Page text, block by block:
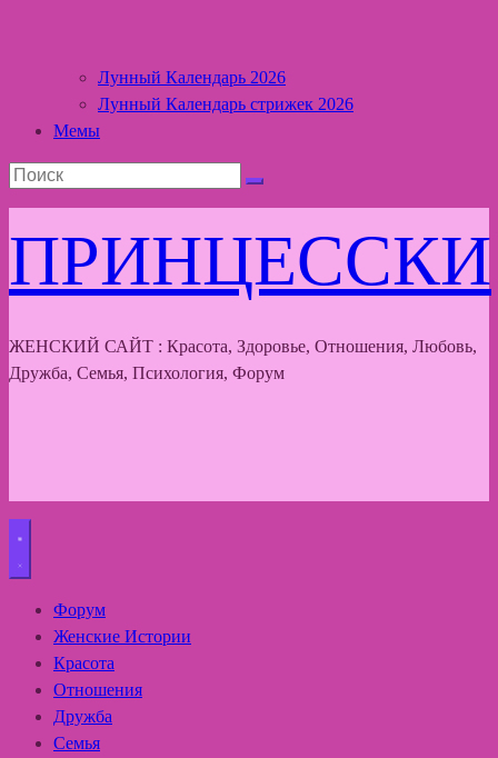
Лунный Календарь 2026
Лунный Календарь стрижек 2026
Мемы
ПРИНЦЕССКИ
ЖЕНСКИЙ САЙТ : Красота, Здоровье, Отношения, Любовь,
Дружба, Семья, Психология, Форум
Форум
Женские Истории
Красота
Отношения
Дружба
Семья